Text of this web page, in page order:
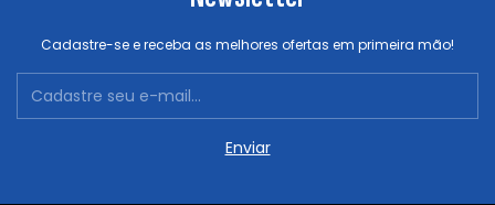
Cadastre-se e receba as melhores ofertas em primeira mão!